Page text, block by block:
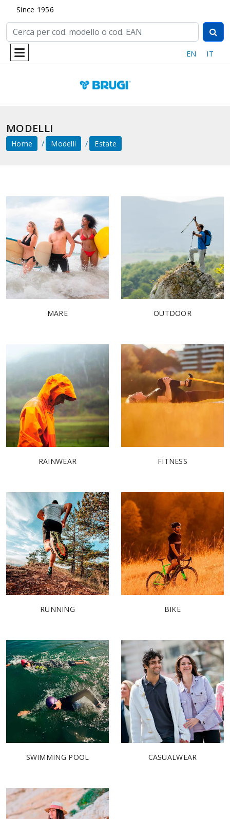
Since 1956
EN IT
MODELLI
Home Modelli Estate
MARE OUTDOOR
RAINWEAR FITNESS
RUNNING BIKE
SWIMMING POOL CASUALWEAR